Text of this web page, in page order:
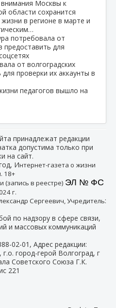
в регионе в марте и
потребовала от
предоставить для
педагогов вышло на
принадлежат редакции
допустима только при
на сайт.
Интернет-газета о жизни
18+
(запись в реестре) ЭЛ № ФС
г.
Сергеевич, Учредитель:
по надзору в сфере связи,
и массовых коммуникаций
02-01 , Адрес редакции:
город-герой Волгоград, г
Советского Союза Г.К.
221